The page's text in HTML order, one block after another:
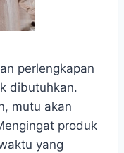
perlengkapan
dibutuhkan.
mutu akan
produk
yang